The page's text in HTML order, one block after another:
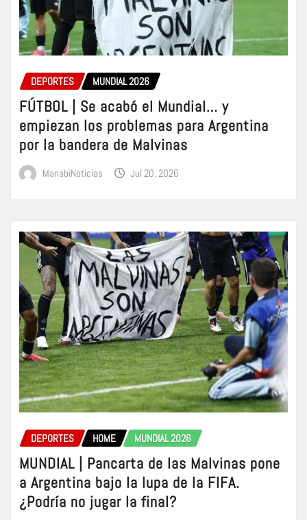
DEPORTES MUNDIAL 2026
FÚTBOL | Se acabó el Mundial… y
empiezan los problemas para Argentina
por la bandera de Malvinas
ManabiNoticias Jul 20, 2026
DEPORTES HOME MUNDIAL 2026
MUNDIAL | Pancarta de las Malvinas pone
a Argentina bajo la lupa de la FIFA.
¿Podría no jugar la final?